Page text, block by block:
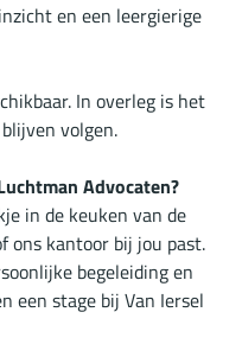
en een leergierige
In overleg is het
volgen.
Advocaten?
in de keuken van de
ons kantoor bij jou past.
begeleiding en
een stage bij Van Iersel